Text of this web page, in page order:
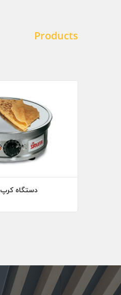
Products
دستگاه کرپ Sirman